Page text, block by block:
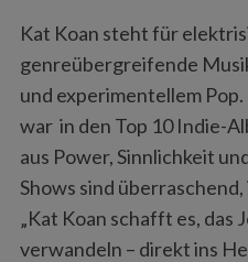
Kat Koan steht für
genreübergreifende
und experimentellem
war in den Top 10 Indie-
aus Power, Sinnlichkeit
Shows sind
„Kat Koan schafft es, das
verwandeln – direkt ins